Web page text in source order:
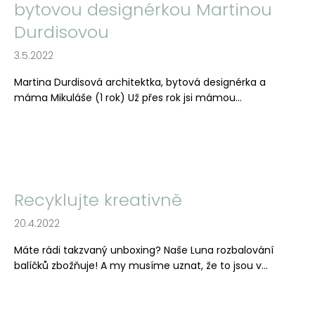
bytovou designérkou Martinou
Durdisovou
3.5.2022
Martina Durdisová architektka, bytová designérka a
máma Mikuláše (1 rok) Už přes rok jsi mámou...
Recyklujte kreativně
20.4.2022
Máte rádi takzvaný unboxing? Naše Luna rozbalování
balíčků zbožňuje! A my musíme uznat, že to jsou v...
a
j
í
t
?
D
p
o